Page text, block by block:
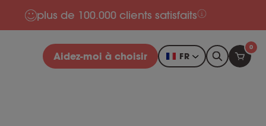
plus de 100.000 clients satisfaits
Aidez-moi à choisir FR
0